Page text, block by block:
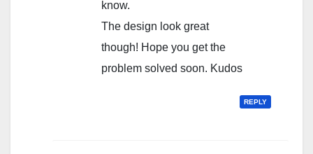
know.
The design look great
though! Hope you get the
problem solved soon. Kudos
REPLY